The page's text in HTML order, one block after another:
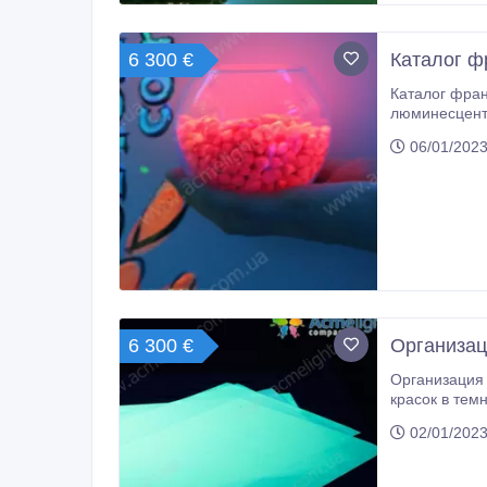
6 300 € Каталог
Каталог
регионе!
06/01/
6 300 €
Организация дилерской
красок в темноте, ищет дилеров по всей территории СНГ. Все подробности вы
02/01/